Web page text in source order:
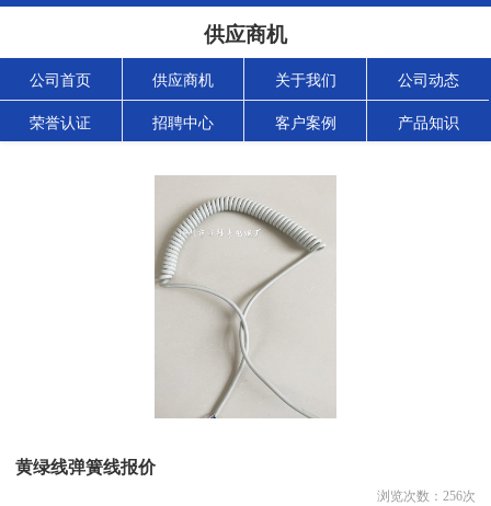
供应商机
公司首页 供应商机 关于我们 公司动态
荣誉认证 招聘中心 客户案例 产品知识
黄绿线弹簧线报价
浏览次数： 256次